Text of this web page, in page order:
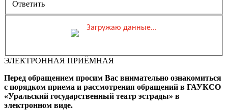
Ответить
Загружаю данные...
Вы бронируете места наМероприятие состоитсяЗал
Промокод
Применить
Фамилия, Имя (Отчество
ЭЛЕКТРОННАЯ ПРИЁМНАЯ
Перед обращением просим Вас внимательно ознакомиться
с порядком приема и рассмотрения обращений в ГАУКСО
«Уральский государственный театр эстрады» в
электронном виде.